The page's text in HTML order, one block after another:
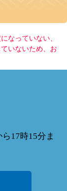
なっていない、
いないため、お
17時15分ま